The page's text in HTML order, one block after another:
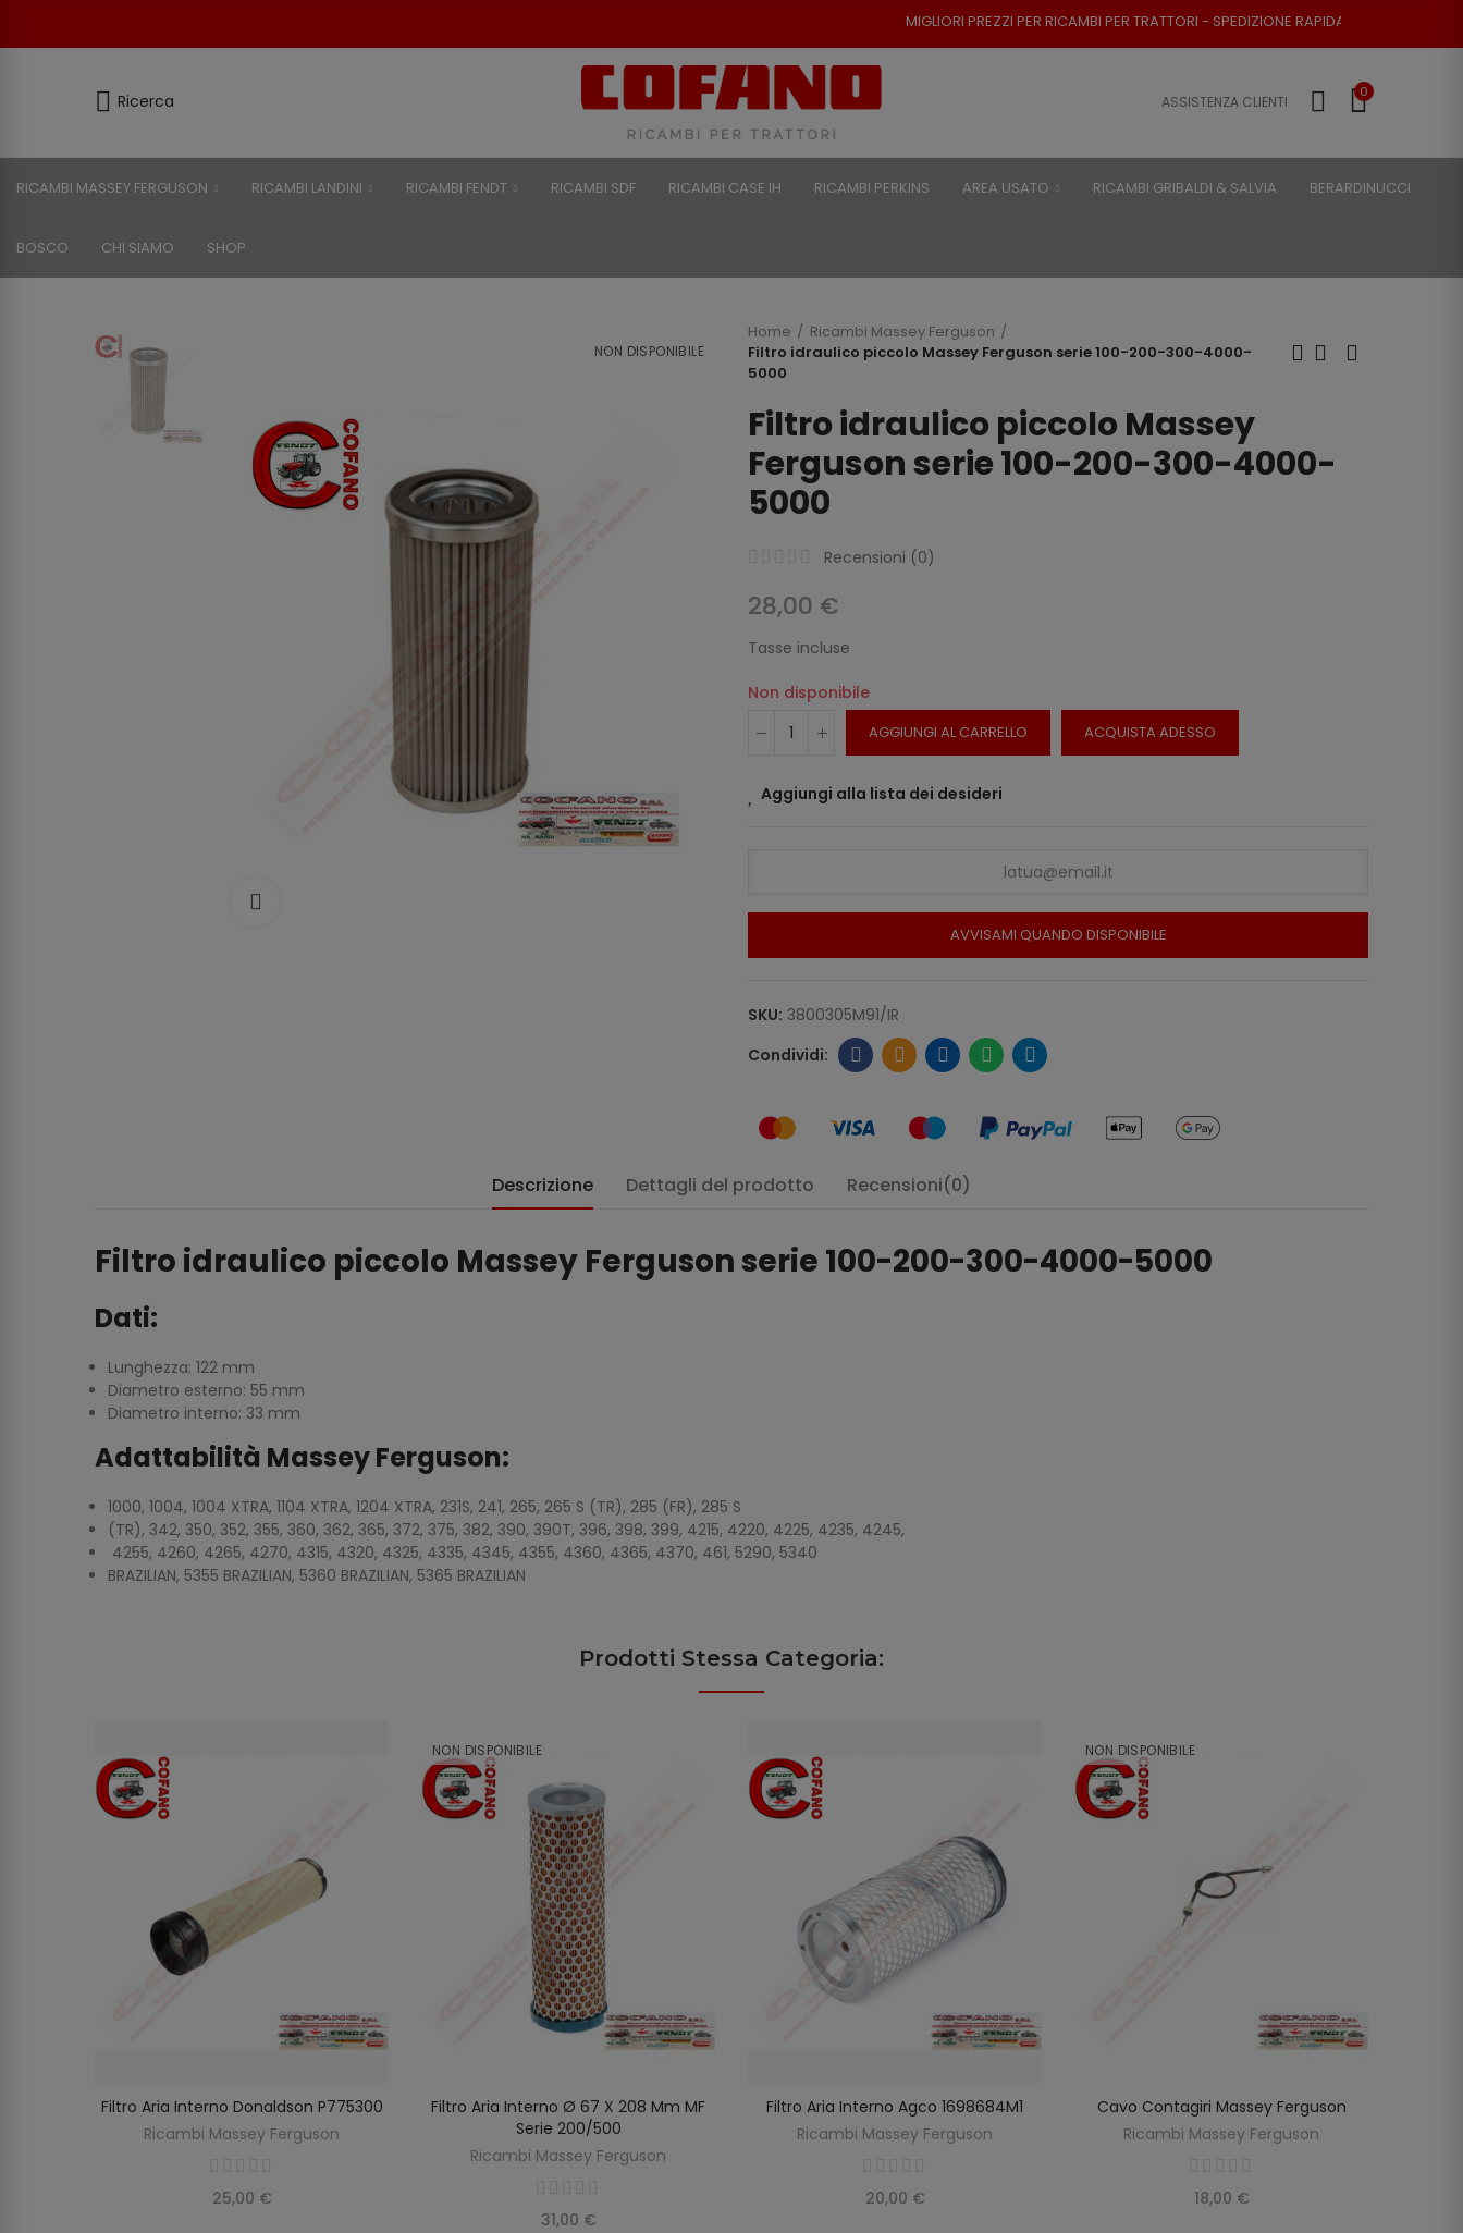
MIGLIORI PREZZI PER RICAMBI PER TRATTORI - SPEDIZIONE RAPIDA - RESO POSSIBILE
Ricerca ASSISTENZA CLIENTI
0
RICAMBI MASSEY FERGUSON RICAMBI LANDINI RICAMBI FENDT RICAMBI SDF RICAMBI CASE IH RICAMBI PERKINS AREA USATO RICAMBI GRIBALDI & SALVIA BERARDINUCCI
BOSCO CHI SIAMO SHOP
NON DISPONIBILE
Home
Ricambi Massey Ferguson
Filtro idraulico piccolo Massey Ferguson serie 100-200-300-4000-
5000
Filtro idraulico piccolo Massey
Ferguson serie 100-200-300-4000-
5000
Recensioni (0)
28,00 €
Tasse incluse
Non disponibile
AGGIUNGI AL CARRELLO ACQUISTA ADESSO
Aggiungi alla lista dei desideri
AVVISAMI QUANDO DISPONIBILE
SKU: 3800305M91/IR
Descrizione Dettagli del prodotto Recensioni(0)
Filtro idraulico piccolo Massey Ferguson serie 100-200-300-4000-5000
Dati:
Lunghezza: 122 mm
Diametro esterno: 55 mm
Diametro interno: 33 mm
Adattabilità Massey Ferguson:
1000, 1004, 1004 XTRA, 1104 XTRA, 1204 XTRA, 231S, 241, 265, 265 S (TR), 285 (FR), 285 S
(TR), 342, 350, 352, 355, 360, 362, 365, 372, 375, 382, 390, 390T, 396, 398, 399, 4215, 4220, 4225, 4235, 4245,
4255, 4260, 4265, 4270, 4315, 4320, 4325, 4335, 4345, 4355, 4360, 4365, 4370, 461, 5290, 5340
BRAZILIAN, 5355 BRAZILIAN, 5360 BRAZILIAN, 5365 BRAZILIAN
Prodotti Stessa Categoria:
AGGIUNGI AL CARRELLO
Filtro Aria Interno Donaldson P775300
Ricambi Massey Ferguson
25,00 €
NON DISPONIBILE
SCOPRIRE
Filtro Aria Interno Ø 67 X 208 Mm MF
Serie 200/500
Ricambi Massey Ferguson
31,00 €
AGGIUNGI AL CARRELLO
Filtro Aria Interno Agco 1698684M1
Ricambi Massey Ferguson
20,00 €
NON DISPONIBILE
SCOPRIRE
Cavo Contagiri Massey Ferguson
Ricambi Massey Ferguson
18,00 €